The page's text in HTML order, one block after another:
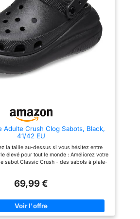
de l'énergie du matin au soir et
avec la charge rapide de 15 W
vous pouvez remettre votre
smartphone à 100 % rapidement
Le Galaxy A51 est doté d'un
processeur Octa Core et de 4
Go de RAM pour des
performances fluides et
efficaces d'une mémoire interne
de 128 Go extensible jusqu'à
Adulte Crush Clog Sabots, Black,
41/42 EU
la taille au-dessus si vous hésitez entre
élevé pour tout le monde : Améliorez votre
sabot Classic Crush - des sabots à plate-
et de style, faisant de chaque pas une
chaussures à plateforme pour femmes et
Classic Crush offre une fusion harmonieuse
tendance et un confort tout au long de la
69,99 €